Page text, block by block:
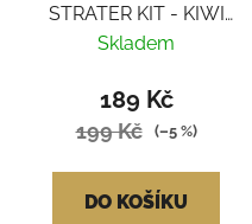
STRATER KIT - KIWI
PASSION FRUIT GUAVA
Skladem
189 Kč
199 Kč (–5 %)
DO KOŠÍKU